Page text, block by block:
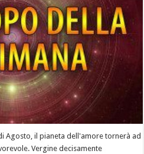
Agosto, il pianeta dell'amore tornerà ad
Vergine decisamente